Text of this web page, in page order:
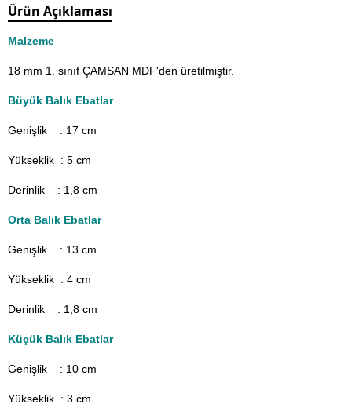
Ürün Açıklaması
Malzeme
18 mm 1. sınıf ÇAMSAN MDF'den üretilmiştir.
Büyük Balık Ebatlar
Genişlik : 17 cm
Yükseklik : 5 cm
Derinlik : 1,8 cm
Orta Balık Ebatlar
Genişlik : 13 cm
Yükseklik : 4 cm
Derinlik : 1,8 cm
Küçük Balık Ebatlar
Genişlik : 10 cm
Yükseklik : 3 cm